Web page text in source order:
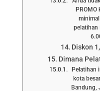
pelatihan
Diskon
Dimana
Pelatihan
kota
Bandung,